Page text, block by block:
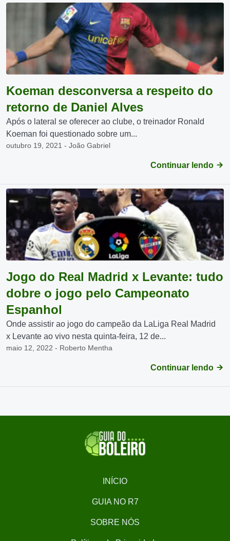
Koeman desconversa a respeito do
retorno de Daniel Alves
Após o lateral se oferecer ao clube, o treinador Ronald
Koeman foi questionado sobre um...
outubro 19, 2021 - João Gabriel
Continuar lendo
Jogo do Real Madrid x Levante: tudo
dobre o jogo pelo Campeonato
Espanhol
Onde assistir ao jogo do campeão da LaLiga Real Madrid
x Levante ao vivo nesta quinta-feira, 12 de...
maio 12, 2022 - Roberto Mentha
Continuar lendo
INÍCIO
GUIA NO R7
SOBRE NÓS